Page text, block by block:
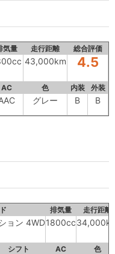
気量 走行距離 総合評価
43,000km 4.5
AC 色 内装 外装
グレー B B
排気量 走行距離
ョン 4WD1800cc
シフト AC 色